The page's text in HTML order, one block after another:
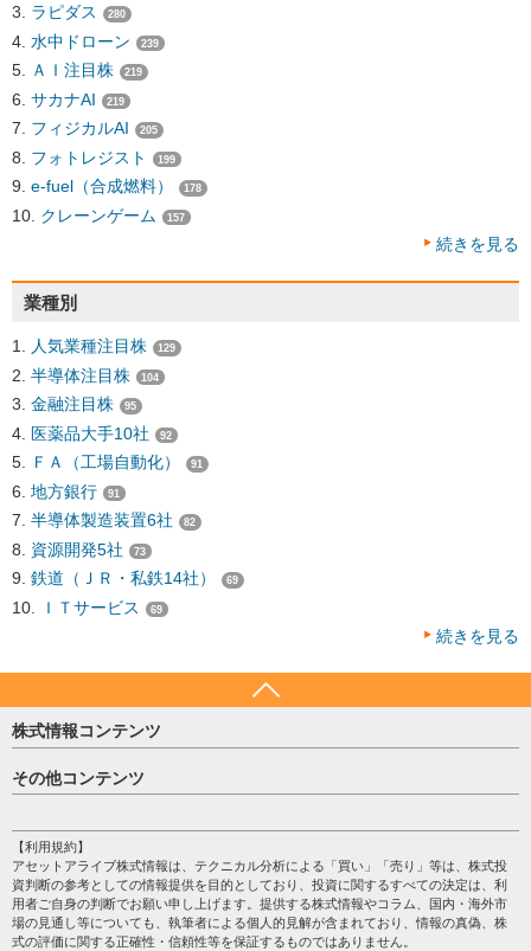
ラピダス 280
水中ドローン 239
ＡＩ注目株 219
サカナAI 219
フィジカルAI 205
フォトレジスト 199
e-fuel（合成燃料） 178
クレーンゲーム 157
続きを見る
業種別
人気業種注目株 129
半導体注目株 104
金融注目株 95
医薬品大手10社 92
ＦＡ（工場自動化） 91
地方銀行 91
半導体製造装置6社 82
資源開発5社 73
鉄道（ＪＲ・私鉄14社） 69
ＩＴサービス 69
続きを見る
株式情報コンテンツ
日経平均
売買シグナル
株テーマ情報
海外市況
投資カレンダー
格付け情報
その他コンテンツ
個人情報保護方針
プライバシーポリシー
会社案内
サイトマップ
【利用規約】
アセットアライブ株式情報は、テクニカル分析による「買い」「売り」等は、株式投
資判断の参考としての情報提供を目的としており、投資に関するすべての決定は、利
用者ご自身の判断でお願い申し上げます。提供する株式情報やコラム、国内・海外市
場の見通し等についても、執筆者による個人的見解が含まれており、情報の真偽、株
式の評価に関する正確性・信頼性等を保証するものではありません。